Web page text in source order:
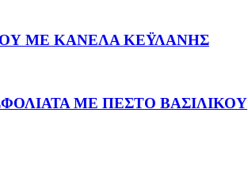
ΜΕ ΚΑΝΕΛΑ ΚΕΫΛΑΝΗΣ
ΜΕ ΠΕΣΤΟ ΒΑΣΙΛΙΚΟΥ